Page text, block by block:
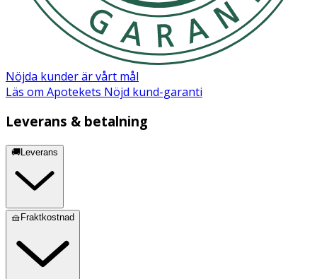
Nöjda kunder är vårt mål
Läs om Apotekets Nöjd kund-garanti
Leverans & betalning
🚚Leverans
🧺Fraktkostnad